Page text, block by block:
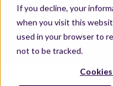
If you decline, your
when you visit this
used in your browser to
not to be tracked.